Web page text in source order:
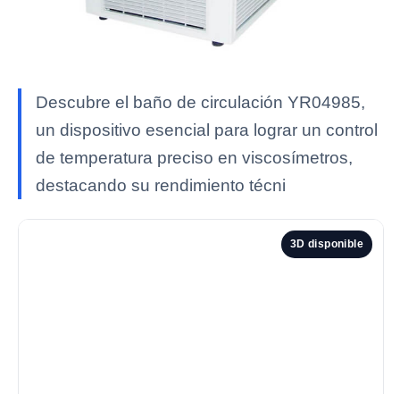
Descubre el baño de circulación YR04985,
un dispositivo esencial para lograr un control
de temperatura preciso en viscosímetros,
destacando su rendimiento técni
3D disponible